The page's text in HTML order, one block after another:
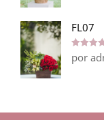
FL07
Valorado
5
por